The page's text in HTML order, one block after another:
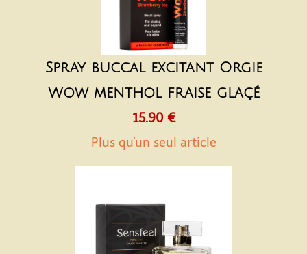
Spray buccal excitant Orgie
Wow menthol fraise glaçé
15.90 €
Plus qu'un seul article